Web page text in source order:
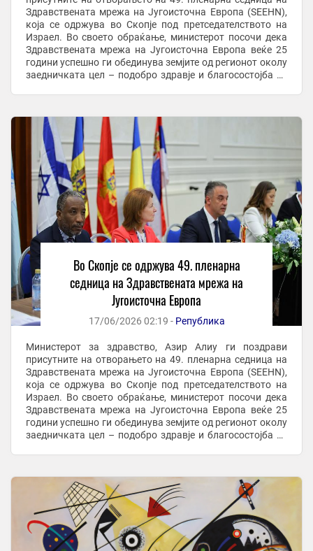
Здравствената мрежа на Југоисточна Европа (SEEHN),
која се одржува во Скопје под претседателството на
Израел. Во своето обраќање, министерот посочи дека
Здравствената мрежа на Југоисточна Европа веќе 25
години успешно ги обединува земјите од регионот околу
заедничката цел – подобро здравје и благосостојба за
Во Скопје се одржува 49. пленарна
седница на Здравствената мрежа на
Југоисточна Европа
17/06/2026 02:19 - Република
Министерот за здравство, Азир Алиу ги поздрави
присутните на отворањето на 49. пленарна седница на
Здравствената мрежа на Југоисточна Европа (SEEHN),
која се одржува во Скопје под претседателството на
Израел. Во своето обраќање, министерот посочи дека
Здравствената мрежа на Југоисточна Европа веќе 25
години успешно ги обединува земјите од регионот околу
заедничката цел – подобро здравје и благосостојба за